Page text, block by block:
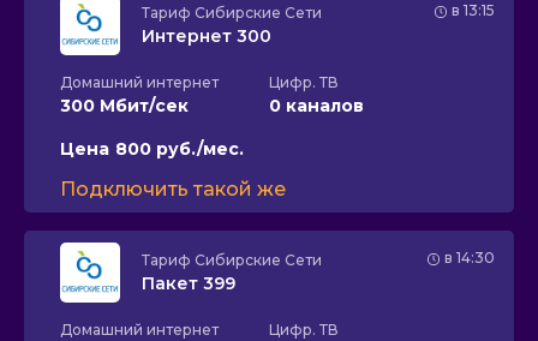
в 13:15
Тариф Сибирские Сети
Интернет 300
Домашний интернет
300 Мбит/сек
Цифр. ТВ
0 каналов
Цена 800 руб./мес.
Подключить такой же
в 14:30
Тариф Сибирские Сети
Пакет 399
Домашний интернет Цифр. ТВ